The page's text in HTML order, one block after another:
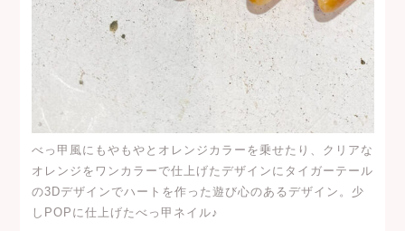
べっ甲風にもやもやとオレンジカラーを乗せたり、クリアな
オレンジをワンカラーで仕上げたデザインにタイガーテール
の3Dデザインでハートを作った遊び心のあるデザイン。少
しPOPに仕上げたべっ甲ネイル♪